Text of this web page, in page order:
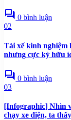
forum 0 bình luận
02
Tài xế kinh nghiệm
nhưng cực kỳ hữu
forum 0 bình luận
03
[Infographic] Nhìn
chạy xe điện, ta